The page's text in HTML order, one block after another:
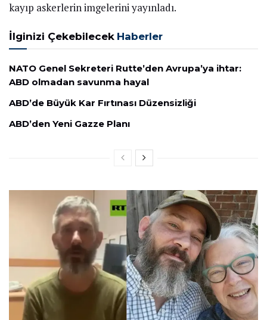
kayıp askerlerin imgelerini yayınladı.
İlginizi Çekebilecek Haberler
NATO Genel Sekreteri Rutte’den Avrupa’ya ihtar:
ABD olmadan savunma hayal
ABD’de Büyük Kar Fırtınası Düzensizliği
ABD’den Yeni Gazze Planı